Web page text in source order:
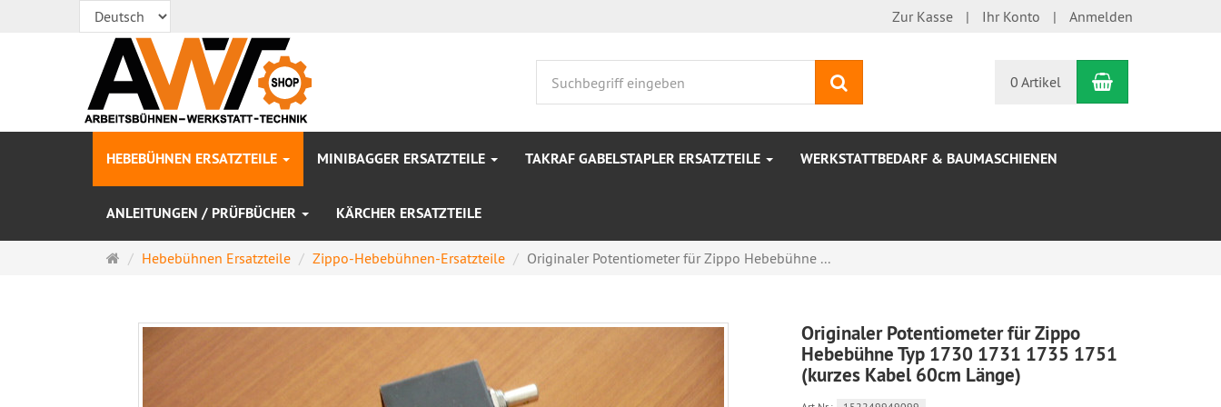
Zur Kasse Ihr Konto Anmelden
0 Artikel Warenkorb
HEBEBÜHNEN ERSATZTEILE MINIBAGGER ERSATZTEILE TAKRAF GABELSTAPLER ERSATZTEILE WERKSTATTBEDARF & BAUMASCHIENEN
ANLEITUNGEN / PRÜFBÜCHER KÄRCHER ERSATZTEILE
Startseite
Hebebühnen Ersatzteile Zippo-Hebebühnen-Ersatzteile Originaler Potentiometer für Zippo Hebebühne ...
Originaler Potentiometer für Zippo
Hebebühne Typ 1730 1731 1735 1751
(kurzes Kabel 60cm Länge)